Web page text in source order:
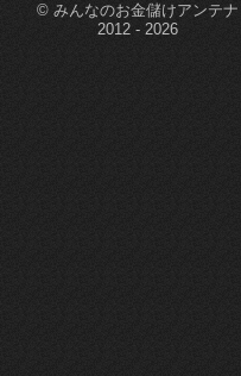
© みんなのお金儲けアンテナ
2012 - 2026